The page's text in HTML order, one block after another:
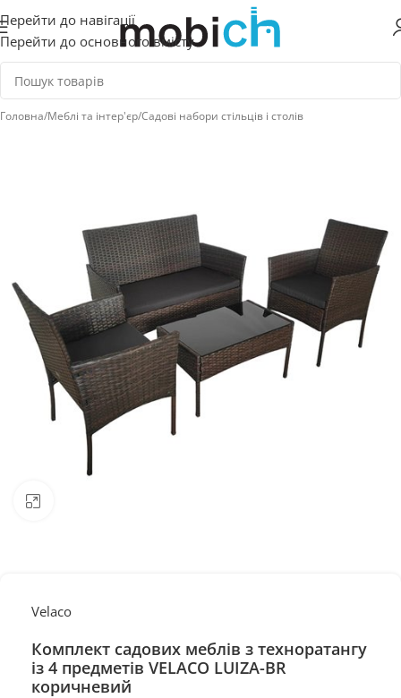
Перейти до навігації
Перейти до основного вмісту
Головна/Меблі та інтер'єр/Садові набори стільців і столів
Velaco
Комплект садових меблів з техноратангу
із 4 предметів VELACO LUIZA-BR
коричневий